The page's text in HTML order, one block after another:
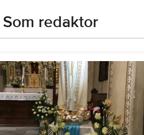
Som redaktor